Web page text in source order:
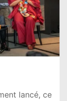
lancé, ce